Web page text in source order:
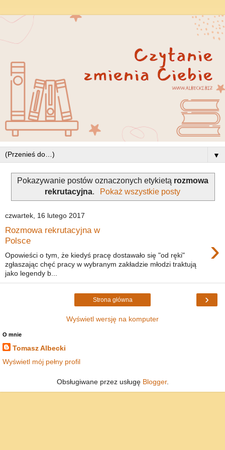
▼
Pokazywanie postów oznaczonych etykietą rozmowa
rekrutacyjna. Pokaż wszystkie posty
czwartek, 16 lutego 2017
Rozmowa rekrutacyjna w
Polsce
›
Opowieści o tym, że kiedyś pracę dostawało się "od ręki"
zgłaszając chęć pracy w wybranym zakładzie młodzi traktują
jako legendy b...
›
Strona główna
Wyświetl wersję na komputer
O mnie
Tomasz Albecki
Wyświetl mój pełny profil
Obsługiwane przez usługę Blogger.